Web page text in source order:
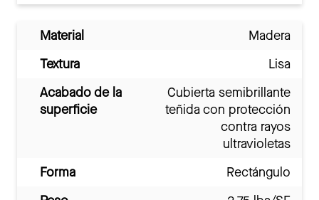
Material
Madera
Textura
Lisa
Acabado de la
superficie
Cubierta semibrillante
teñida con protección
contra rayos
ultravioletas
Forma
Rectángulo